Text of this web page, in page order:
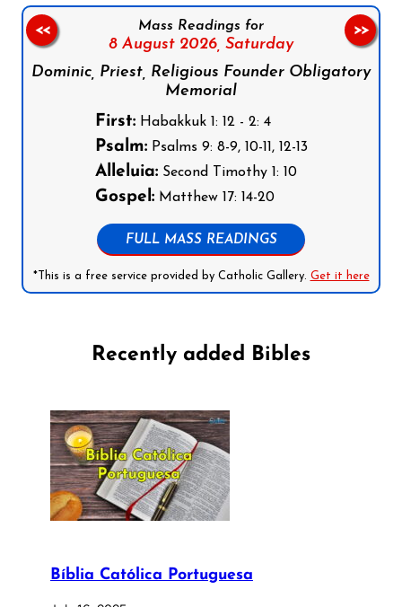
Mass Readings for
8 August 2026, Saturday
Dominic, Priest, Religious Founder Obligatory
Memorial
First:Habakkuk 1: 12 - 2: 4
Psalm:Psalms 9: 8-9, 10-11, 12-13
Alleluia:Second Timothy 1: 10
Gospel:Matthew 17: 14-20
FULL MASS READINGS
*This is a free service provided by Catholic Gallery. Get it here
<< >>
Recently added Bibles
Bíblia Católica Portuguesa